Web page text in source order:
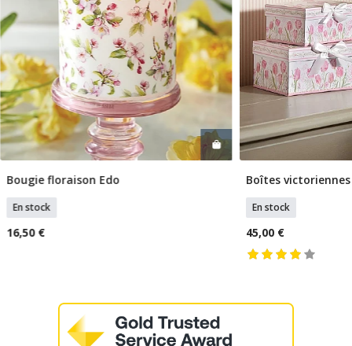
Ajouter Au Panier
Bougie floraison Edo
En stock
16,50 €
Ajouter
Boîtes
En stock
45,00 €